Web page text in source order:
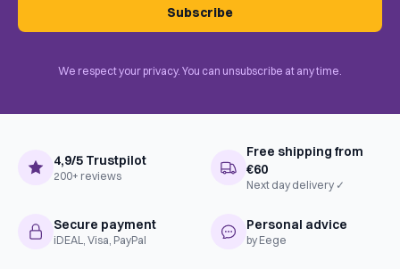
Subscribe
We respect your privacy. You can unsubscribe at any time.
4,9/5 Trustpilot
200+ reviews
Free shipping from
€60
Next day delivery ✓
Secure payment
iDEAL, Visa, PayPal
Personal advice
by Eege